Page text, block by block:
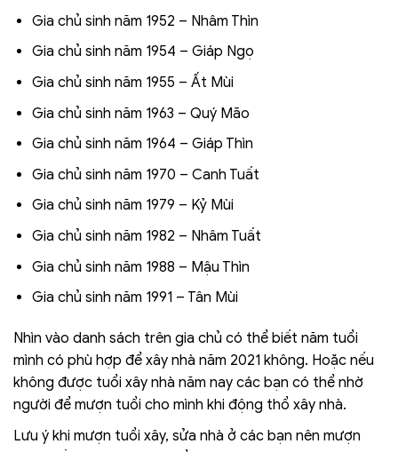
Gia chủ sinh năm 1952 – Nhâm Thìn
Gia chủ sinh năm 1954 – Giáp Ngọ
Gia chủ sinh năm 1955 – Ất Mùi
Gia chủ sinh năm 1963 – Quý Mão
Gia chủ sinh năm 1964 – Giáp Thìn
Gia chủ sinh năm 1970 – Canh Tuất
Gia chủ sinh năm 1979 – Kỷ Mùi
Gia chủ sinh năm 1982 – Nhâm Tuất
Gia chủ sinh năm 1988 – Mậu Thìn
Gia chủ sinh năm 1991 – Tân Mùi
Nhìn vào danh sách trên gia chủ có thể biết năm tuổi
mình có phù hợp để xây nhà năm 2021 không. Hoặc nếu
không được tuổi xây nhà năm nay các bạn có thể nhờ
người để mượn tuổi cho mình khi động thổ xây nhà.
Lưu ý khi mượn tuổi xây, sửa nhà ở các bạn nên mượn